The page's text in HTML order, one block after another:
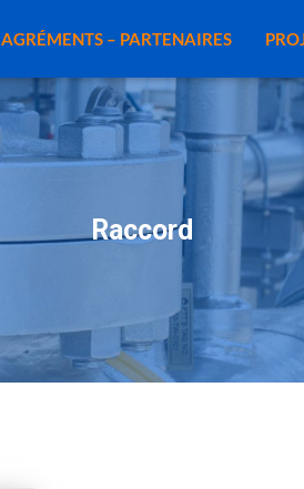
AGRÉMENTS – PARTENAIRES
Raccord